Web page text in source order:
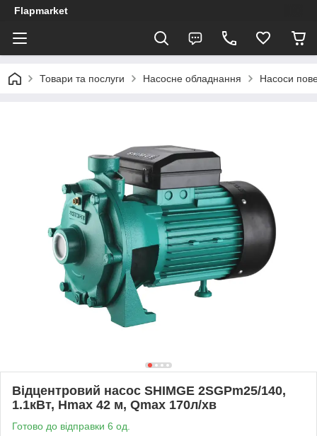
Flapmarket
Товари та послуги Насосне обладнання Насоси
Відцентровий насос SHIMGE 2SGPm25/140,
1.1кВт, Нmax 42 м, Qmax 170л/хв
Готово до відправки 6 од.